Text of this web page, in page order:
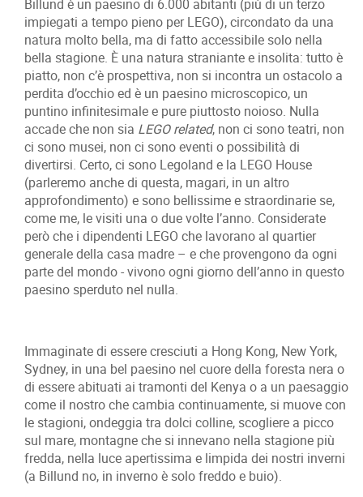
Billund è un paesino di 6.000 abitanti (più di un terzo
impiegati a tempo pieno per LEGO), circondato da una
natura molto bella, ma di fatto accessibile solo nella
bella stagione. È una natura straniante e insolita: tutto è
piatto, non c’è prospettiva, non si incontra un ostacolo a
perdita d’occhio ed è un paesino microscopico, un
puntino infinitesimale e pure piuttosto noioso. Nulla
accade che non sia LEGO related, non ci sono teatri, non
ci sono musei, non ci sono eventi o possibilità di
divertirsi. Certo, ci sono Legoland e la LEGO House
(parleremo anche di questa, magari, in un altro
approfondimento) e sono bellissime e straordinarie se,
come me, le visiti una o due volte l’anno. Considerate
però che i dipendenti LEGO che lavorano al quartier
generale della casa madre – e che provengono da ogni
parte del mondo - vivono ogni giorno dell’anno in questo
paesino sperduto nel nulla.
Immaginate di essere cresciuti a Hong Kong, New York,
Sydney, in una bel paesino nel cuore della foresta nera o
di essere abituati ai tramonti del Kenya o a un paesaggio
come il nostro che cambia continuamente, si muove con
le stagioni, ondeggia tra dolci colline, scogliere a picco
sul mare, montagne che si innevano nella stagione più
fredda, nella luce apertissima e limpida dei nostri inverni
(a Billund no, in inverno è solo freddo e buio).